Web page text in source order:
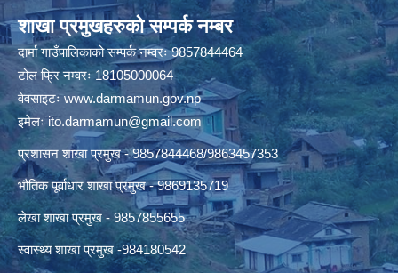
शाखा प्रमुखहरुको सम्पर्क नम्बर
दार्मा गाउँपालिकाको सम्पर्क नम्वरः 9857844464
टोल फ्रि नम्वरः 18105000064
वेवसाइटःwww.darmamun.gov.np
इमेलःito.darmamun@gmail.com
प्रशासन शाखा प्रमुख - 9857844468/9863457353
भौतिक पूर्वाधार शाखा प्रमुख - 9869135719
लेखा शाखा प्रमुख - 9857855655
स्वास्थ्य शाखा प्रमुख -984180542